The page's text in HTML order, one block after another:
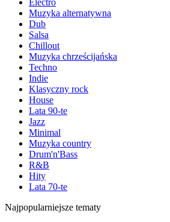
Electro
Muzyka alternatywna
Dub
Salsa
Chillout
Muzyka chrześcijańska
Techno
Indie
Klasyczny rock
House
Lata 90-te
Jazz
Minimal
Muzyka country
Drum'n'Bass
R&B
Hity
Lata 70-te
Najpopularniejsze tematy